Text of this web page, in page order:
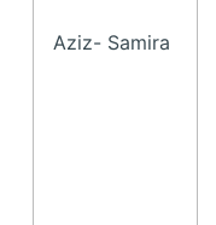
Aziz- Samira